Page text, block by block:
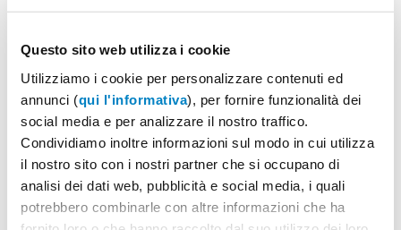
Questo sito web utilizza i cookie
Utilizziamo i cookie per personalizzare contenuti ed
annunci (qui l'informativa), per fornire funzionalità dei
social media e per analizzare il nostro traffico.
Condividiamo inoltre informazioni sul modo in cui utilizza
il nostro sito con i nostri partner che si occupano di
analisi dei dati web, pubblicità e social media, i quali
potrebbero combinarle con altre informazioni che ha
PNG, JPG, SVG fino a 10MB
VUOI AGGIUNGERE DEGLI ACCESSORI?
Scatola in latta con finestra
da € 0.96
Scatola in plastica con magnete